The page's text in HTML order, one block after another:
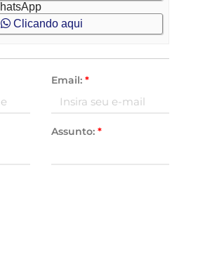
Clicando aqui
Email: *
Assunto: *